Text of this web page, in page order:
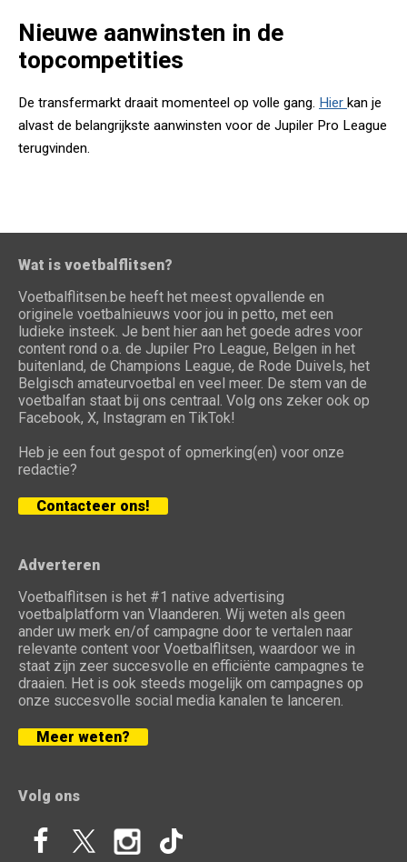
Nieuwe aanwinsten in de
topcompetities
De transfermarkt draait momenteel op volle gang. Hier kan je
alvast de belangrijkste aanwinsten voor de Jupiler Pro League
terugvinden.
Wat is voetbalflitsen?
Voetbalflitsen.be heeft het meest opvallende en
originele voetbalnieuws voor jou in petto, met een
ludieke insteek. Je bent hier aan het goede adres voor
content rond o.a. de Jupiler Pro League, Belgen in het
buitenland, de Champions League, de Rode Duivels, het
Belgisch amateurvoetbal en veel meer. De stem van de
voetbalfan staat bij ons centraal. Volg ons zeker ook op
Facebook, X, Instagram en TikTok!
Heb je een fout gespot of opmerking(en) voor onze
redactie?
Contacteer ons!
Adverteren
Voetbalflitsen is het #1 native advertising
voetbalplatform van Vlaanderen. Wij weten als geen
ander uw merk en/of campagne door te vertalen naar
relevante content voor Voetbalflitsen, waardoor we in
staat zijn zeer succesvolle en efficiënte campagnes te
draaien. Het is ook steeds mogelijk om campagnes op
onze succesvolle social media kanalen te lanceren.
Meer weten?
Volg ons